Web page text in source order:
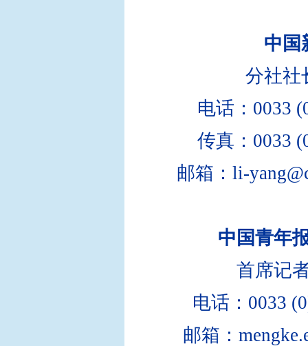
中国
分社社
电话：0033
传真：0033
邮箱：li-
中国青年
首席记
电话：0033
邮箱：